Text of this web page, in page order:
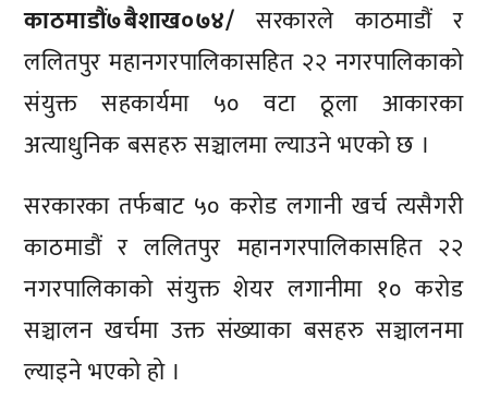
काठमाडौं७बैशाख०७४/ सरकारले काठमाडौं र
ललितपुर महानगरपालिकासहित २२ नगरपालिकाको
संयुक्त सहकार्यमा ५० वटा ठूला आकारका
अत्याधुनिक बसहरु सञ्चालमा ल्याउने भएको छ ।
सरकारका तर्फबाट ५० करोड लगानी खर्च त्यसैगरी
काठमाडौं र ललितपुर महानगरपालिकासहित २२
नगरपालिकाको संयुक्त शेयर लगानीमा १० करोड
सञ्चालन खर्चमा उक्त संख्याका बसहरु सञ्चालनमा
ल्याइने भएको हो ।